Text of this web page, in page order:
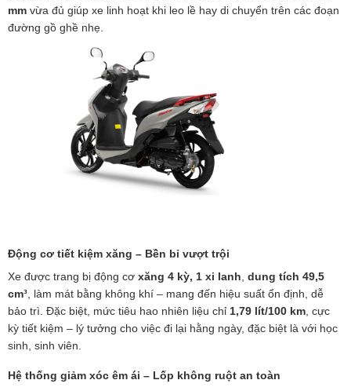
mm vừa đủ giúp xe linh hoạt khi leo lề hay di chuyển trên các đoạn
đường gồ ghề nhẹ.
Động cơ tiết kiệm xăng – Bền bỉ vượt trội
Xe được trang bị động cơ xăng 4 kỳ, 1 xi lanh, dung tích 49,5
cm³, làm mát bằng không khí – mang đến hiệu suất ổn định, dễ
bảo trì. Đặc biệt, mức tiêu hao nhiên liệu chỉ 1,79 lít/100 km, cực
kỳ tiết kiệm – lý tưởng cho việc đi lại hằng ngày, đặc biệt là với học
sinh, sinh viên.
Hệ thống giảm xóc êm ái – Lốp không ruột an toàn